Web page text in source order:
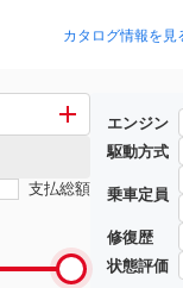
2009年5月~2015年12
カタログ情報を見
支払総額
エンジン
駆動方式
乗車定員
修復歴
状態評価